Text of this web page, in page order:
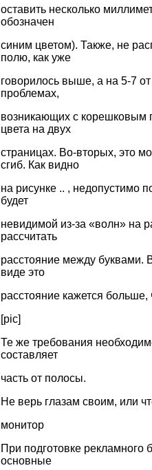
оставить несколько
обозначен
синим цветом). Также, не
полю, как уже
говорилось выше, а на 5-7
проблемах,
возникающих с корешковым
цвета на двух
страницах. Во-вторых, это
сгиб. Как видно
на рисунке .. , недопустимо
будет
невидимой из-за «волн» на
рассчитать
расстояние между буквами.
виде это
расстояние кажется
[pic]
Те же требования
составляет
часть от полосы.
Не верь глазам своим, или
монитор
При подготовке рекламного
основные